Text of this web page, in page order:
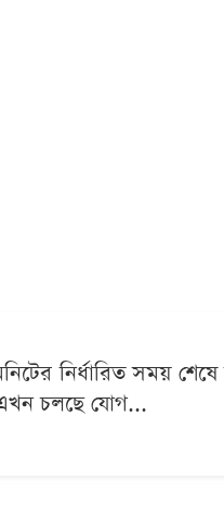
নির্ধারিত সময় শেষে
এখন চলছে যোগ...